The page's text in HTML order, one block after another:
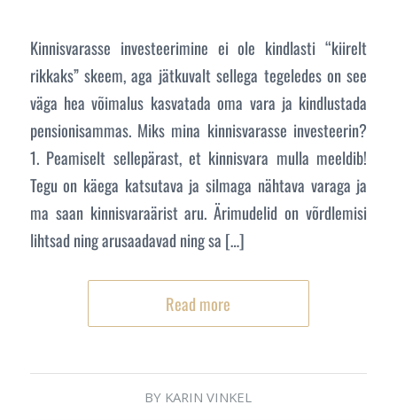
Kinnisvarasse investeerimine ei ole kindlasti “kiirelt
rikkaks” skeem, aga jätkuvalt sellega tegeledes on see
väga hea võimalus kasvatada oma vara ja kindlustada
pensionisammas. Miks mina kinnisvarasse investeerin?
1. Peamiselt sellepärast, et kinnisvara mulla meeldib!
Tegu on käega katsutava ja silmaga nähtava varaga ja
ma saan kinnisvaraärist aru. Ärimudelid on võrdlemisi
lihtsad ning arusaadavad ning sa […]
Read more
BY KARIN VINKEL